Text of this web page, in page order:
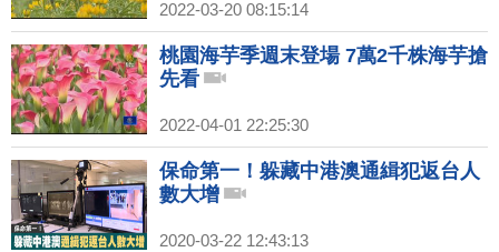
2022-03-20 08:15:14
桃園海芋季週末登場 7萬2千株海芋搶
先看
2022-04-01 22:25:30
保命第一！躲藏中港澳通緝犯返台人
數大增
2020-03-22 12:43:13